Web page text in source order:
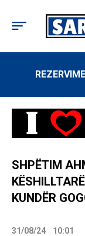
REZERVIME
SHPËTIM
KUNDËR
31/08/24 10:01